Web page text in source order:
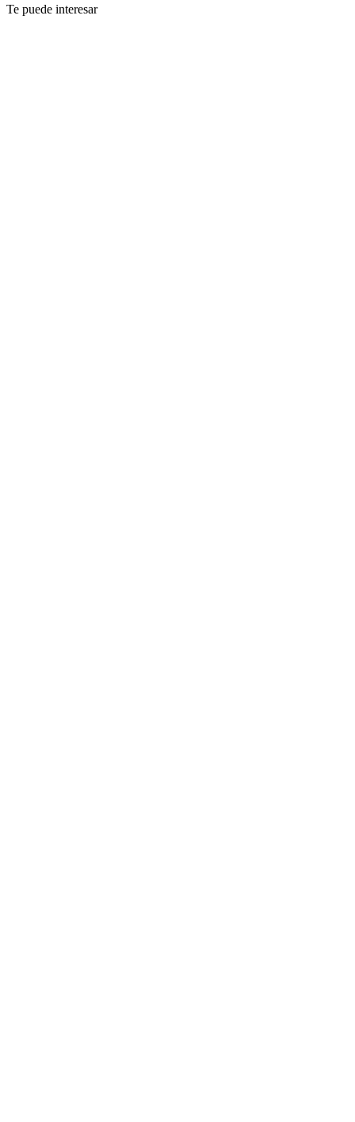
Te puede interesar